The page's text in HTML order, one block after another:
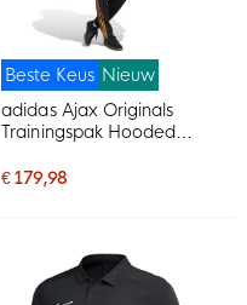
Beste Keus Nieuw
adidas Ajax Originals
Trainingspak Hooded
€ 179,98